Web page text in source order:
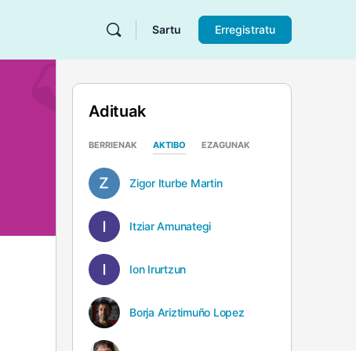
Sartu Erregistratu
Adituak
BERRIENAK AKTIBO EZAGUNAK
Zigor Iturbe Martin
Itziar Amunategi
Ion Irurtzun
Borja Ariztimuño Lopez